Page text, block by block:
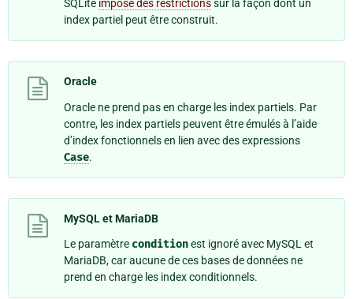
SQLite impose des restrictionssur la façon dont un
index partiel peut être construit.
Oracle
Oracle ne prend pas en charge les index partiels. Par
contre, les index partiels peuvent être émulés à l’aide
d’index fonctionnels en lien avec des expressions
Case.
MySQL et MariaDB
Le paramètre conditionest ignoré avec MySQL et
MariaDB, car aucune de ces bases de données ne
prend en charge les index conditionnels.